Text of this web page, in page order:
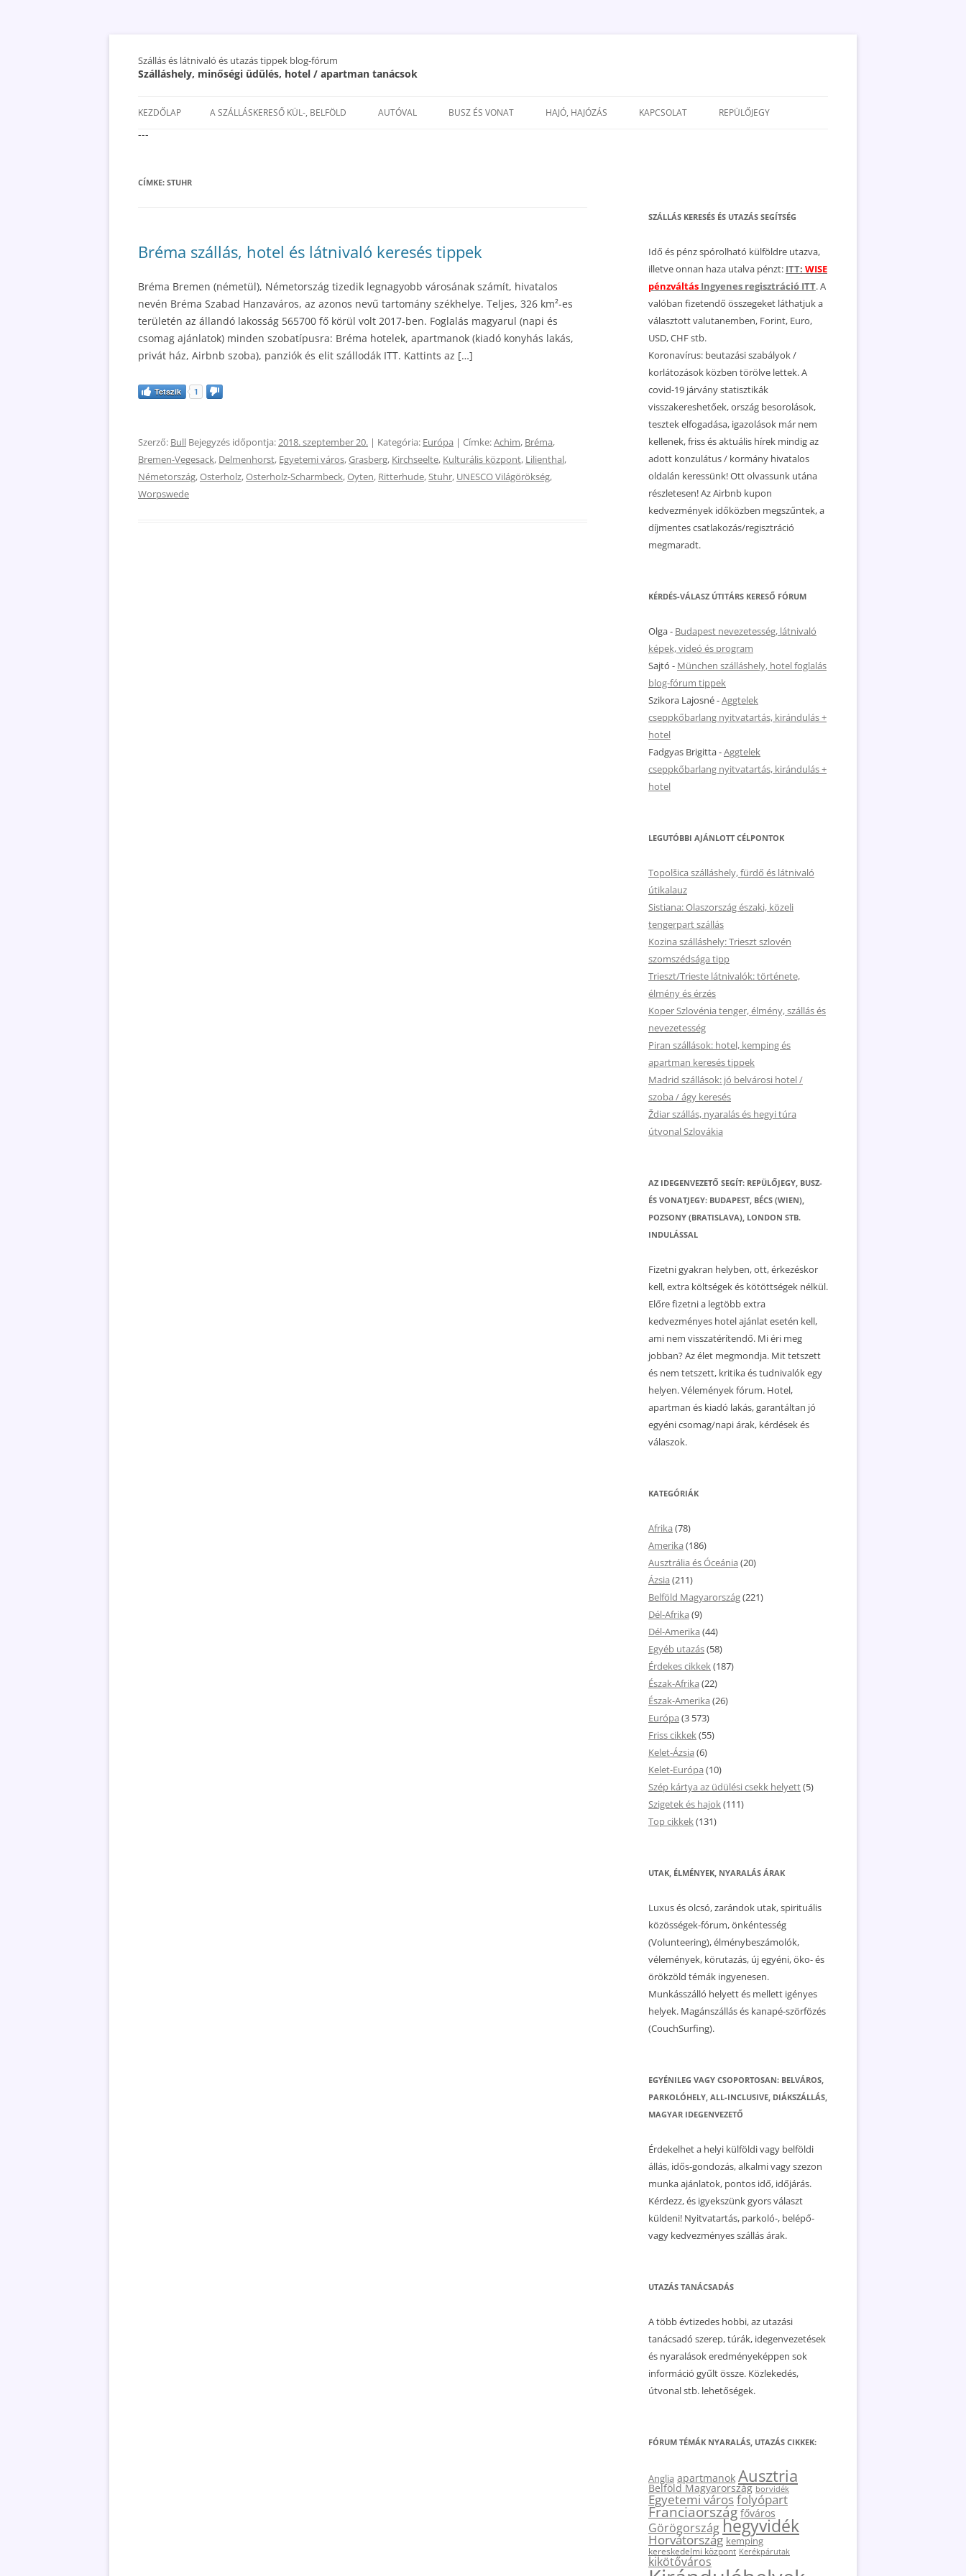
Szállás és látnivaló és utazás tippek blog-fórum
Szálláshely, minőségi üdülés, hotel / apartman tanácsok
a
KEZDŐLAP A SZÁLLÁSKERESŐ KÜL-, BELFÖLD AUTÓVAL BUSZ ÉS VONAT HAJÓ, HAJÓZÁS KAPCSOLAT REPÜLŐJEGY
---
CÍMKE: STUHR
Bréma szállás, hotel és látnivaló keresés tippek
Bréma Bremen (németül), Németország tizedik legnagyobb városának számít, hivatalos
nevén Bréma Szabad Hanzaváros, az azonos nevű tartomány székhelye. Teljes, 326 km²-es
területén az állandó lakosság 565700 fő körül volt 2017-ben. Foglalás magyarul (napi és
csomag ajánlatok) minden szobatípusra: Bréma hotelek, apartmanok (kiadó konyhás lakás,
privát ház, Airbnb szoba), panziók és elit szállodák ITT. Kattints az […]
Tetszik 1
Szerző: Bull Bejegyzés időpontja:2018. szeptember 20. | Kategória: Európa | Címke:Achim, Bréma,
Bremen-Vegesack, Delmenhorst, Egyetemi város,Grasberg, Kirchseelte, Kulturális központ, Lilienthal,
Németország,Osterholz,Osterholz-Scharmbeck,Oyten, Ritterhude,Stuhr, UNESCO Világörökség,
Worpswede
SZÁLLÁS KERESÉS ÉS UTAZÁS SEGÍTSÉG
Idő és pénz spórolható külföldre utazva,
illetve onnan haza utalva pénzt: ITT: WISE
pénzváltás Ingyenes regisztráció ITT. A
valóban fizetendő összegeket láthatjuk a
választott valutanemben, Forint, Euro,
USD, CHF stb.
Koronavírus: beutazási szabályok /
korlátozások közben törölve lettek. A
covid-19 járvány statisztikák
visszakereshetőek, ország besorolások,
tesztek elfogadása, igazolások már nem
kellenek, friss és aktuális hírek mindig az
adott konzulátus / kormány hivatalos
oldalán keressünk! Ott olvassunk utána
részletesen! Az Airbnb kupon
kedvezmények időközben megszűntek, a
díjmentes csatlakozás/regisztráció
megmaradt.
KÉRDÉS-VÁLASZ ÚTITÁRS KERESŐ FÓRUM
Olga- Budapest nevezetesség, látnivaló
képek, videó és program
Sajtó - München szálláshely, hotel foglalás
blog-fórum tippek
Szikora Lajosné-Aggtelek
cseppkőbarlang nyitvatartás, kirándulás +
hotel
Fadgyas Brigitta-Aggtelek
cseppkőbarlang nyitvatartás, kirándulás +
hotel
LEGUTÓBBI AJÁNLOTT CÉLPONTOK
Topolšica szálláshely, fürdő és látnivaló
útikalauz
Sistiana: Olaszország északi, közeli
tengerpart szállás
Kozina szálláshely: Trieszt szlovén
szomszédsága tipp
Trieszt/Trieste látnivalók: története,
élmény és érzés
Koper Szlovénia tenger, élmény, szállás és
nevezetesség
Piran szállások: hotel, kemping és
apartman keresés tippek
Madrid szállások: jó belvárosi hotel /
szoba / ágy keresés
Ždiar szállás, nyaralás és hegyi túra
útvonal Szlovákia
AZ IDEGENVEZETŐ SEGÍT: REPÜLŐJEGY, BUSZ-
ÉS VONATJEGY: BUDAPEST, BÉCS (WIEN),
POZSONY (BRATISLAVA), LONDON STB.
INDULÁSSAL
Fizetni gyakran helyben, ott, érkezéskor
kell, extra költségek és kötöttségek nélkül.
Előre fizetni a legtöbb extra
kedvezményes hotel ajánlat esetén kell,
ami nem visszatérítendő. Mi éri meg
jobban? Az élet megmondja. Mit tetszett
és nem tetszett, kritika és tudnivalók egy
helyen. Vélemények fórum. Hotel,
apartman és kiadó lakás, garantáltan jó
egyéni csomag/napi árak, kérdések és
válaszok.
KATEGÓRIÁK
Afrika (78)
Amerika (186)
Ausztrália és Óceánia (20)
Ázsia (211)
Belföld Magyarország(221)
Dél-Afrika (9)
Dél-Amerika (44)
Egyéb utazás(58)
Érdekes cikkek(187)
Észak-Afrika (22)
Észak-Amerika (26)
Európa (3 573)
Friss cikkek(55)
Kelet-Ázsia (6)
Kelet-Európa (10)
Szép kártya az üdülési csekk helyett(5)
Szigetek és hajok(111)
Top cikkek(131)
UTAK, ÉLMÉNYEK, NYARALÁS ÁRAK
Luxus és olcsó, zarándok utak, spirituális
közösségek-fórum, önkéntesség
(Volunteering), élménybeszámolók,
vélemények, körutazás, új egyéni, öko- és
örökzöld témák ingyenesen.
Munkásszálló helyett és mellett igényes
helyek. Magánszállás és kanapé-szörfözés
(CouchSurfing).
EGYÉNILEG VAGY CSOPORTOSAN: BELVÁROS,
PARKOLÓHELY, ALL-INCLUSIVE, DIÁKSZÁLLÁS,
MAGYAR IDEGENVEZETŐ
Érdekelhet a helyi külföldi vagy belföldi
állás, idős-gondozás, alkalmi vagy szezon
munka ajánlatok, pontos idő, időjárás.
Kérdezz, és igyekszünk gyors választ
küldeni! Nyitvatartás, parkoló-, belépő-
vagy kedvezményes szállás árak.
UTAZÁS TANÁCSADÁS
A több évtizedes hobbi, az utazási
tanácsadó szerep, túrák, idegenvezetések
és nyaralások eredményeképpen sok
információ gyűlt össze. Közlekedés,
útvonal stb. lehetőségek.
FÓRUM TÉMÁK NYARALÁS, UTAZÁS CIKKEK:
Anglia apartmanok Ausztria
Belföld Magyarország borvidék
Egyetemi városfolyópart
Franciaország főváros
Görögországhegyvidék
Horvátország kemping
kereskedelmi központ Kerékpárutak
kikötőváros